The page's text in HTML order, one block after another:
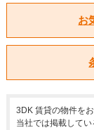
お
3DK 賃貸の物件を
当社では掲載して